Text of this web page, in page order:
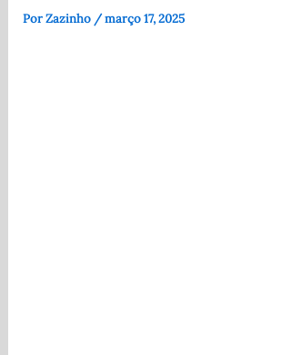
PorZazinho /março 17, 2025